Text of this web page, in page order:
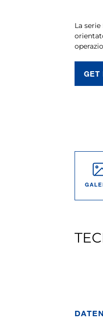
La
GET